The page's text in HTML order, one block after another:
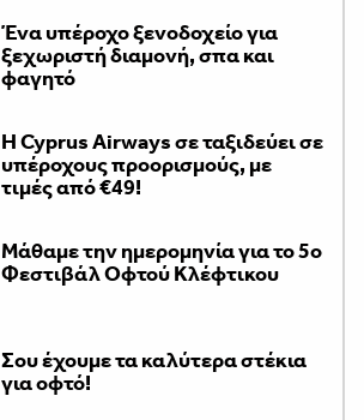
Ένα υπέροχο ξενοδοχείο για
ξεχωριστή διαμονή, σπα και
φαγητό
H Cyprus Airways σε ταξιδεύει σε
υπέροχους προορισμούς, με
τιμές από €49!
Μάθαμε την ημερομηνία για το 5ο
Φεστιβάλ Οφτού Κλέφτικου
Σου έχουμε τα καλύτερα στέκια
για οφτό!